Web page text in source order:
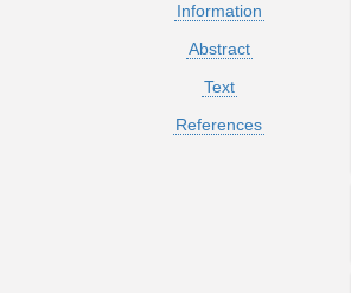
Information
Abstract
Text
References